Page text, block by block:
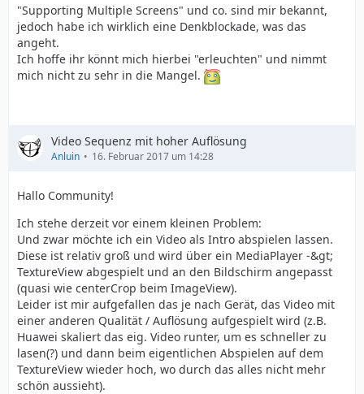
"Supporting Multiple Screens" und co. sind mir bekannt,
jedoch habe ich wirklich eine Denkblockade, was das
angeht.
Ich hoffe ihr könnt mich hierbei "erleuchten" und nimmt
mich nicht zu sehr in die Mangel.
Video Sequenz mit hoher Auflösung
Anluin 16. Februar 2017 um 14:28
Hallo Community!
Ich stehe derzeit vor einem kleinen Problem:
Und zwar möchte ich ein Video als Intro abspielen lassen.
Diese ist relativ groß und wird über ein MediaPlayer -&gt;
TextureView abgespielt und an den Bildschirm angepasst
(quasi wie centerCrop beim ImageView).
Leider ist mir aufgefallen das je nach Gerät, das Video mit
einer anderen Qualität / Auflösung aufgespielt wird (z.B.
Huawei skaliert das eig. Video runter, um es schneller zu
lasen(?) und dann beim eigentlichen Abspielen auf dem
TextureView wieder hoch, wo durch das alles nicht mehr
schön aussieht).